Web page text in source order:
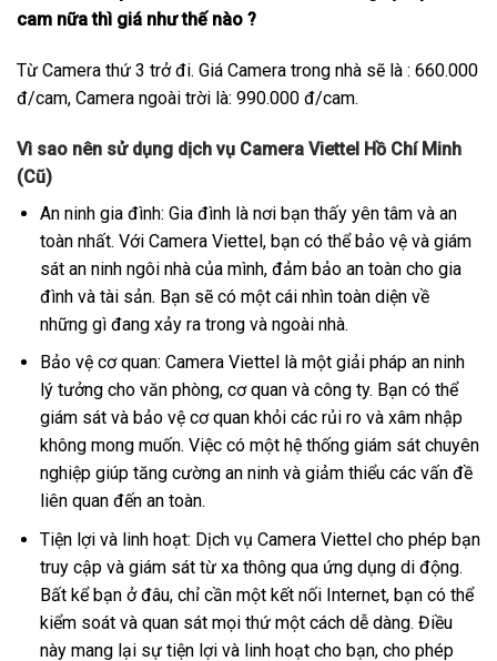
cam nữa thì giá như thế nào ?
Từ Camera thứ 3 trở đi. Giá Camera trong nhà sẽ là : 660.000
đ/cam, Camera ngoài trời là: 990.000 đ/cam.
Vì sao nên sử dụng dịch vụ Camera Viettel Hồ Chí Minh
(Cũ)
An ninh gia đình: Gia đình là nơi bạn thấy yên tâm và an
toàn nhất. Với Camera Viettel, bạn có thể bảo vệ và giám
sát an ninh ngôi nhà của mình, đảm bảo an toàn cho gia
đình và tài sản. Bạn sẽ có một cái nhìn toàn diện về
những gì đang xảy ra trong và ngoài nhà.
Bảo vệ cơ quan: Camera Viettel là một giải pháp an ninh
lý tưởng cho văn phòng, cơ quan và công ty. Bạn có thể
giám sát và bảo vệ cơ quan khỏi các rủi ro và xâm nhập
không mong muốn. Việc có một hệ thống giám sát chuyên
nghiệp giúp tăng cường an ninh và giảm thiểu các vấn đề
liên quan đến an toàn.
Tiện lợi và linh hoạt: Dịch vụ Camera Viettel cho phép bạn
truy cập và giám sát từ xa thông qua ứng dụng di động.
Bất kể bạn ở đâu, chỉ cần một kết nối Internet, bạn có thể
kiểm soát và quan sát mọi thứ một cách dễ dàng. Điều
này mang lại sự tiện lợi và linh hoạt cho bạn, cho phép